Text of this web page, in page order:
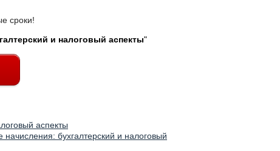
сроки!
и налоговый аспекты"
аспекты
бухгалтерский и налоговый